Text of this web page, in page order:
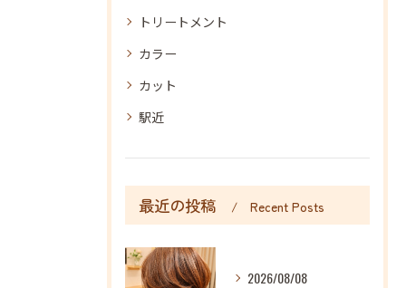
トリートメント
カラー
カット
駅近
最近の投稿 Recent Posts
2026/08/08